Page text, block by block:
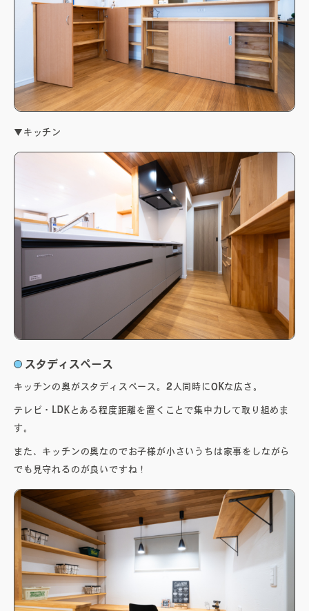
▼キッチン
スタディスペース
キッチンの奥がスタディスペース。2人同時にOKな広さ。
テレビ・LDKとある程度距離を置くことで集中力して取り組めま
す。
また、キッチンの奥なのでお子様が小さいうちは家事をしながら
でも見守れるのが良いですね！